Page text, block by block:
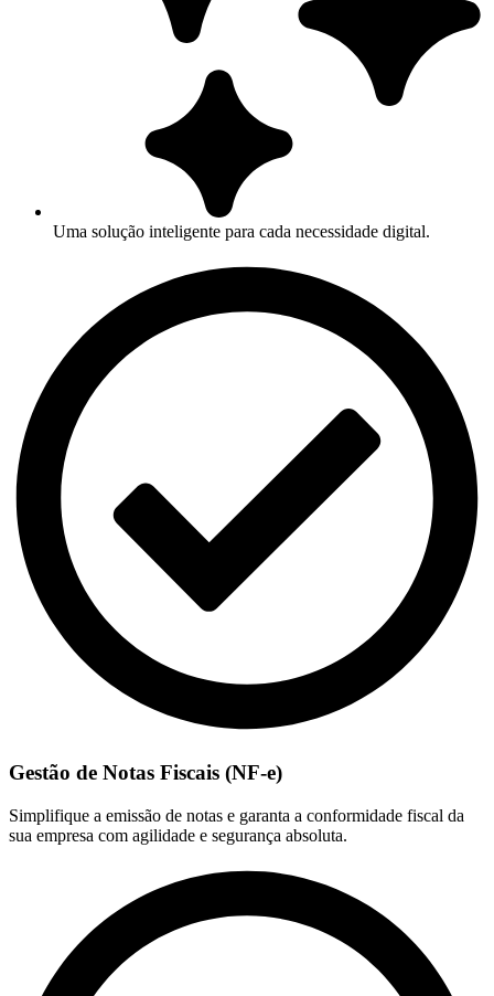
Uma solução inteligente para cada necessidade digital.
Gestão de Notas Fiscais (NF-e)
Simplifique a emissão de notas e garanta a conformidade fiscal da
sua empresa com agilidade e segurança absoluta.